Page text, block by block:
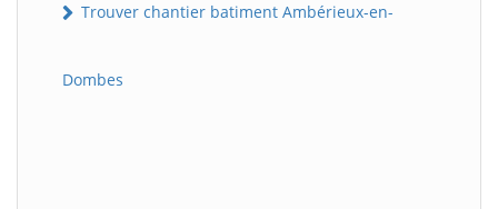
Trouver chantier batiment Ambérieux-en-
Dombes